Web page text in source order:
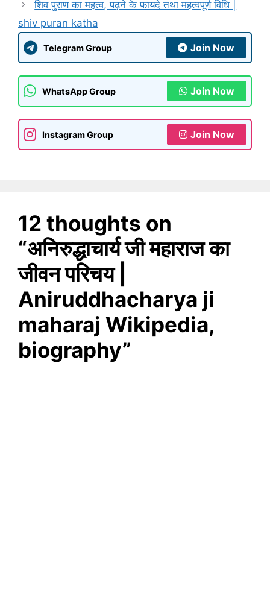
शिव पुराण का महत्व, पढ़ने के फायदे तथा महत्वपूर्ण विधि |
shiv puran katha
Telegram Group Join Now
WhatsApp Group Join Now
Instagram Group Join Now
12 thoughts on
“अनिरुद्धाचार्य जी महाराज का
जीवन परिचय |
Aniruddhacharya ji
maharaj Wikipedia,
biography”